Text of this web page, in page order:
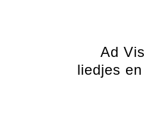
Ad
liedjes